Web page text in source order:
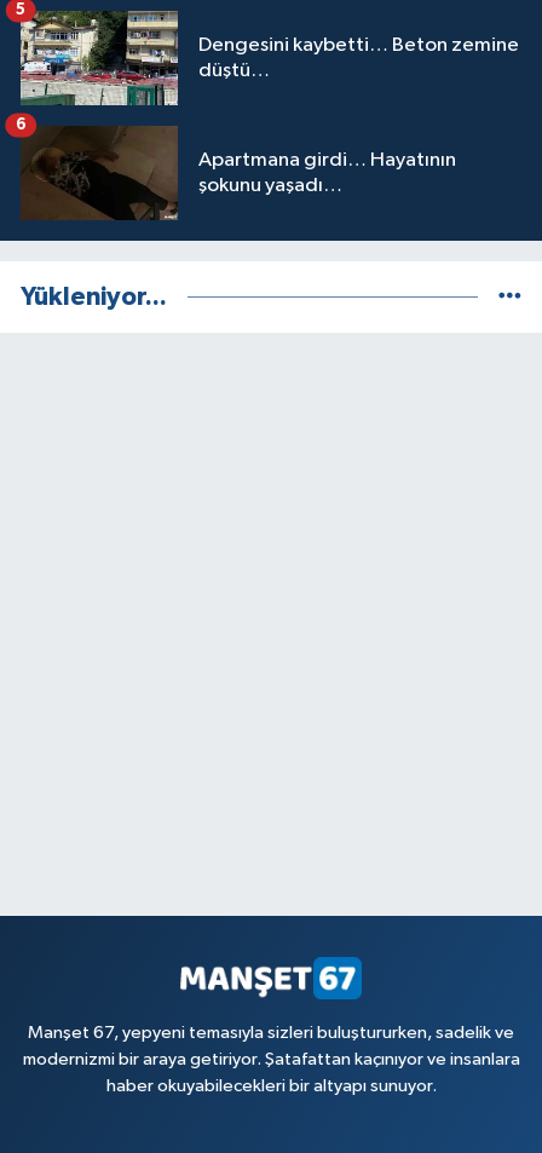
Dengesini kaybetti… Beton zemine
düştü…
5
Apartmana girdi… Hayatının
şokunu yaşadı…
6
Yükleniyor...
Manşet 67, yepyeni temasıyla sizleri buluştururken, sadelik ve
modernizmi bir araya getiriyor. Şatafattan kaçınıyor ve insanlara
haber okuyabilecekleri bir altyapı sunuyor.